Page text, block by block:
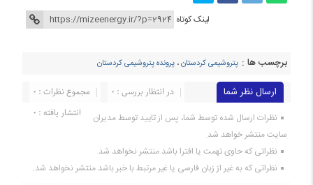
لینک کوتاه
برچسب ها : پتروشیمی کردستان، پرونده پتروشیمی کردستان
ارسال نظر شما مجموع نظرات : 0
در انتظار بررسی : 0
انتشار یافته : 0
نظرات ارسال شده توسط شما، پس از تایید توسط مدیران
سایت منتشر خواهد شد.
نظراتی که حاوی تهمت یا افترا باشد منتشر نخواهد شد.
نظراتی که به غیر از زبان فارسی یا غیر مرتبط با خبر باشد منتشر نخواهد شد.